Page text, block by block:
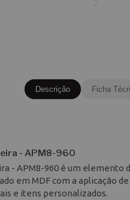
Descrição Ficha
- APM8-960
- APM8-960 é um elemento
em MDF com a aplicação
e itens personalizados.